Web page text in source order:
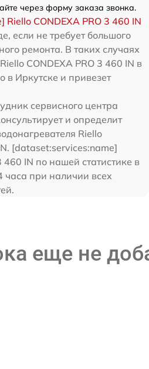
через форму заказа звонка.
CONDEXA PRO 3 460 IN
если не требует большого
ремонта. В таких случаях
CONDEXA PRO 3 460 IN в
в Иркутске и привезет
сервисного центра
и определит
Riello
[dataset:services:name]
460 IN по нашей статистике в
часа при наличии всех
еще не